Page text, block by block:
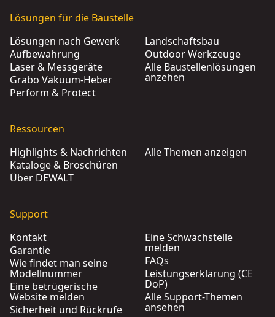
Lösungen für die Baustelle
Lösungen nach Gewerk
Aufbewahrung
Laser & Messgeräte
Grabo Vakuum-Heber
Perform & Protect
Landschaftsbau
Outdoor Werkzeuge
Alle Baustellenlösungen
anzehen
Ressourcen
Highlights & Nachrichten
Kataloge & Broschüren
Über DEWALT
Alle Themen anzeigen
Support
Kontakt
Garantie
Wie findet man seine
Modellnummer
Eine betrügerische
Website melden
Sicherheit und Rückrufe
Eine Schwachstelle
melden
FAQs
Leistungserklärung (CE
DoP)
Alle Support-Themen
ansehen